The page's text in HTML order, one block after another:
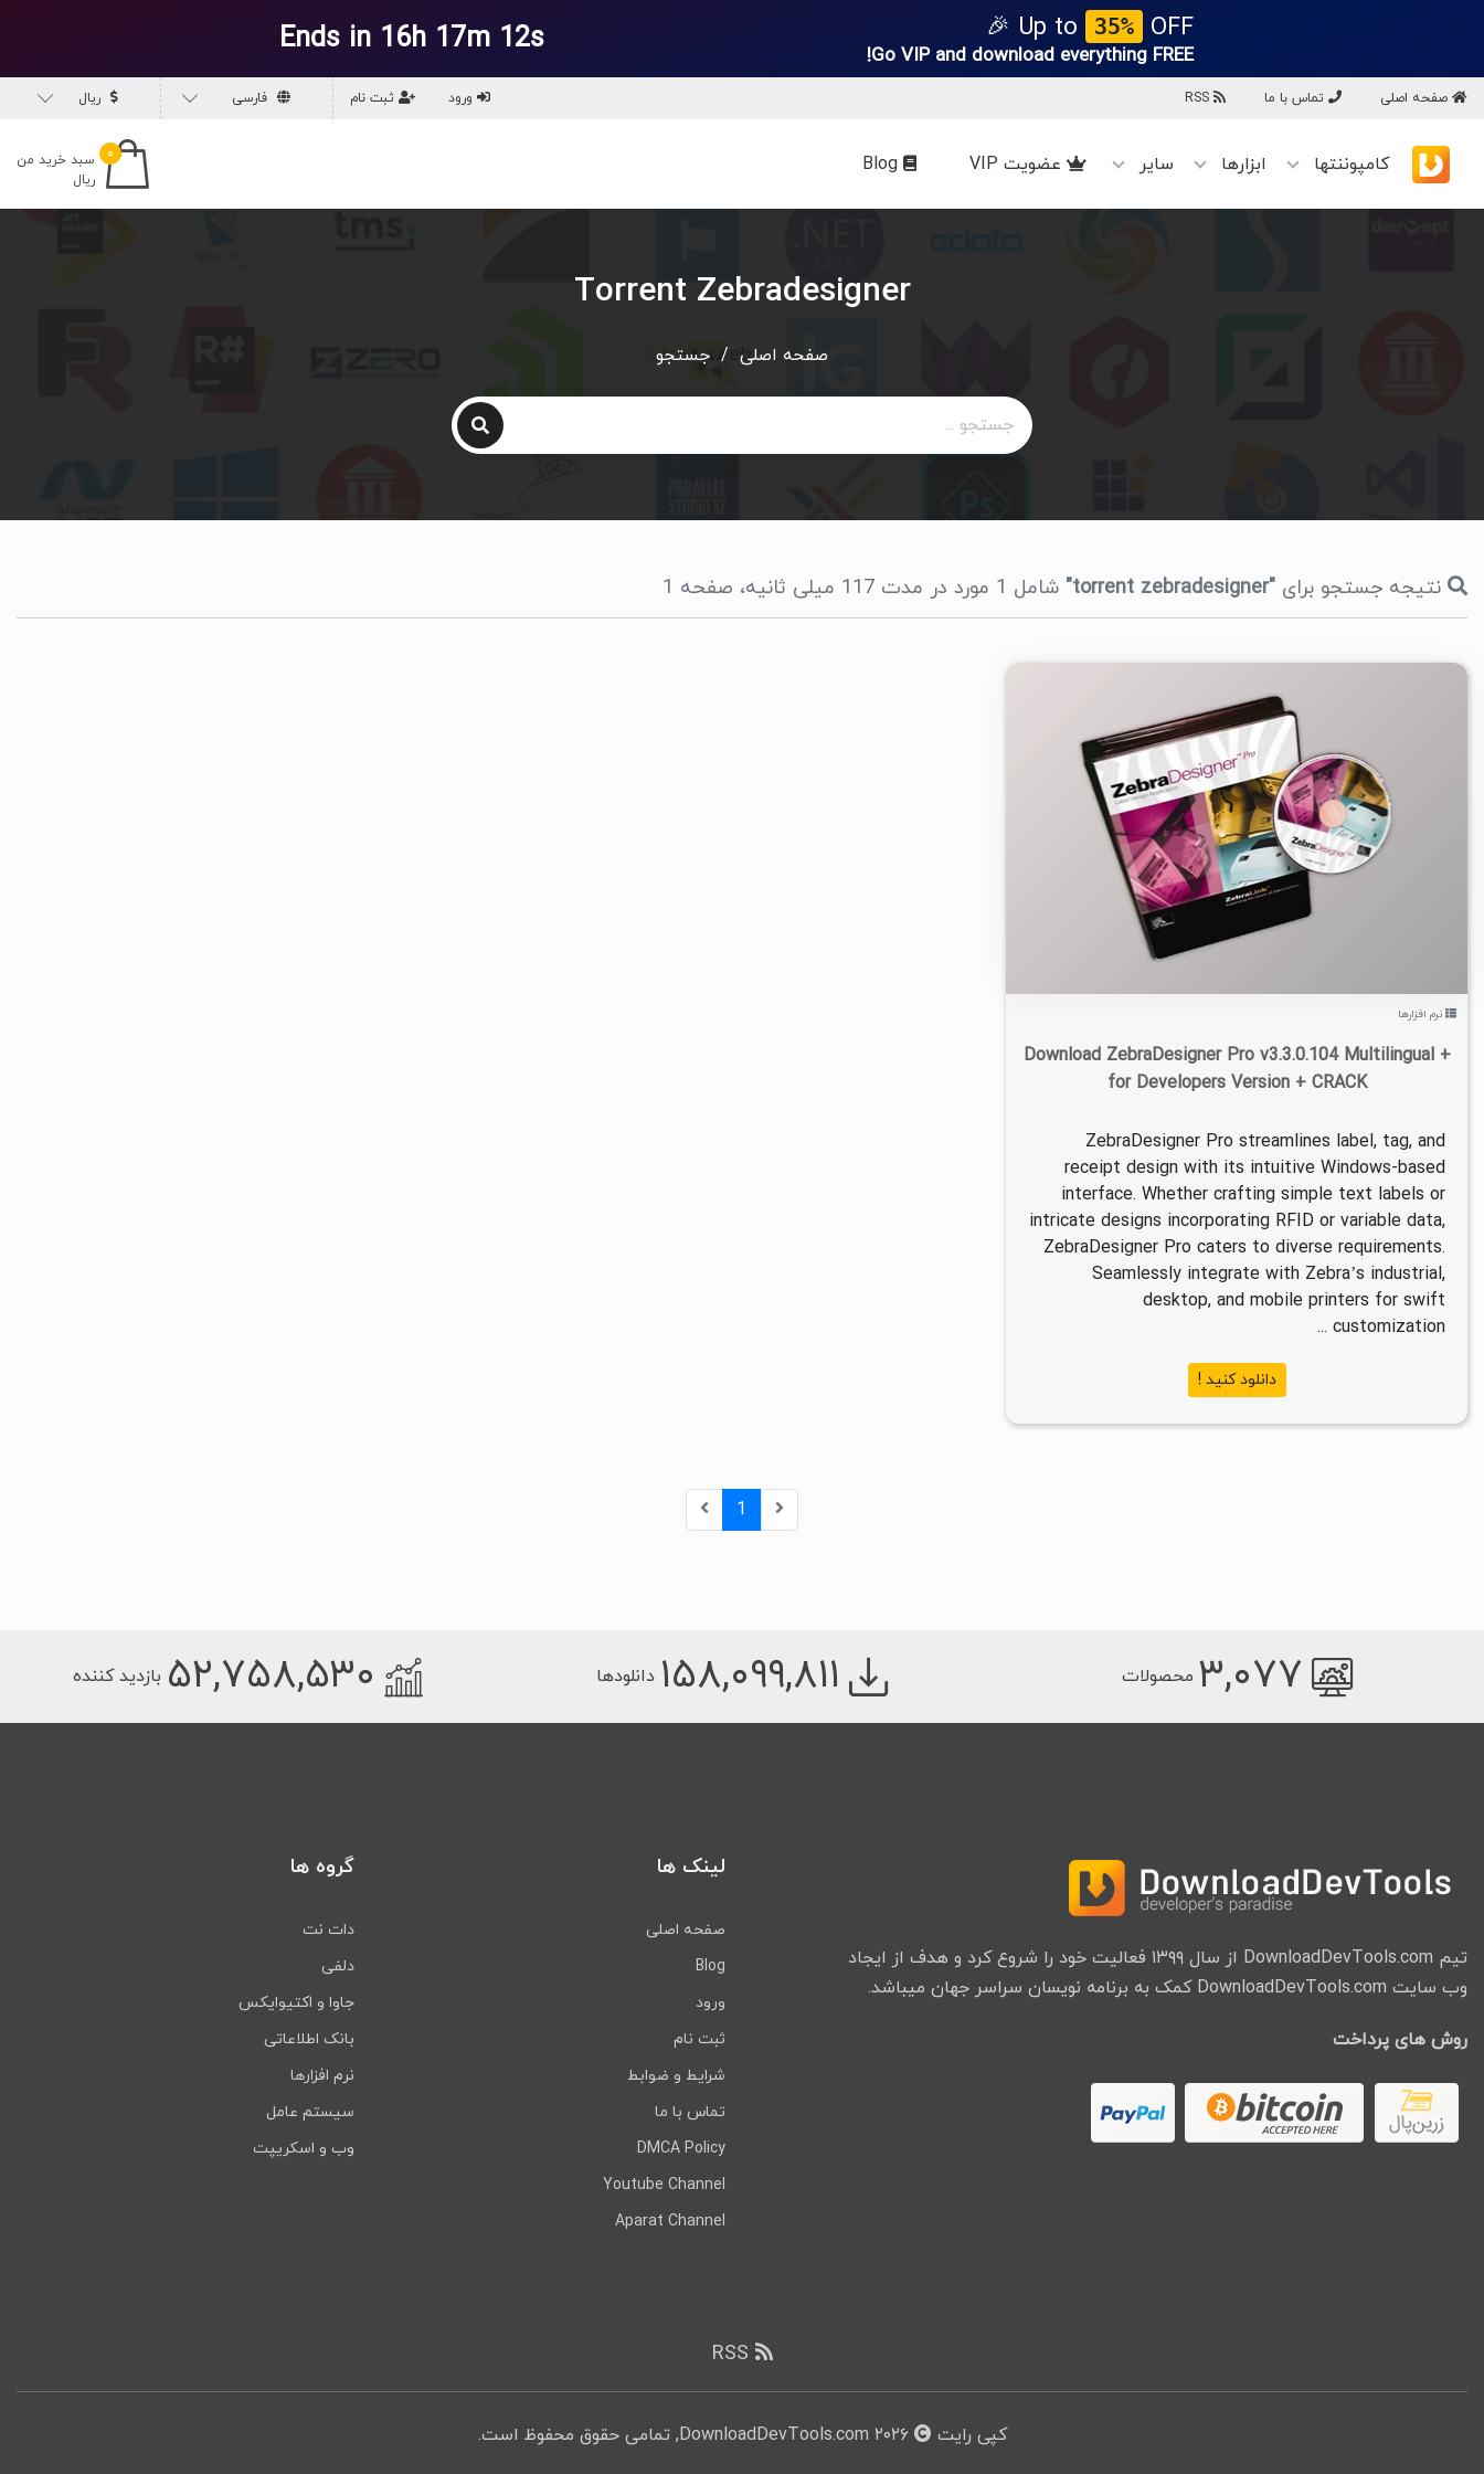
Up to 35% OFF 🎉
Go VIP and download everything FREE!
Ends in 16h 17m 12s
صفحه اصلی تماس با ما ورود ثبت نام فارسی ریال
کامپوننتها ابزارها سایر عضویت VIP ۰
سبد خرید من
ریال
Torrent Zebradesigner
صفحه اصلی / جستجو
نتیجه جستجو برای "torrent zebradesigner" شامل 1 مورد در مدت 117 میلی ثانیه، صفحه 1
۳۹/۱K ۱۴۰۴/۱۱/۲۶ ۶
نرم افزارها
Download ZebraDesigner Pro v3.3.0.104 Multilingual +
for Developers Version + CRACK
ZebraDesigner Pro streamlines label, tag, and
receipt design with its intuitive Windows-based
interface. Whether crafting simple text labels or
intricate designs incorporating RFID or variable data,
ZebraDesigner Pro caters to diverse requirements.
Seamlessly integrate with Zebra’s industrial,
desktop, and mobile printers for swift
customization ...
دانلود کنید !
1
۳,۰۷۷ محصولات ۱۵۸,۰۹۹,۸۱۱ دانلودها ۵۲,۷۵۸,۵۳۰ بازدید کننده
تیم DownloadDevTools.com از سال ۱۳۹۹ فعالیت خود را شروع کرد و هدف از ایجاد
وب سایت DownloadDevTools.com کمک به برنامه نویسان سراسر جهان میباشد.
روش های پرداخت
لینک ها
صفحه اصلی
Blog
ورود
ثبت نام
شرایط و ضوابط
تماس با ما
DMCA Policy
Youtube Channel
Aparat Channel
گروه ها
دات نت
دلفی
جاوا و اکتیوایکس
بانک اطلاعاتی
نرم افزارها
سیستم عامل
وب و اسکریپت
کپی رایت ۲۰۲۶ DownloadDevTools.com, تمامی حقوق محفوظ است.